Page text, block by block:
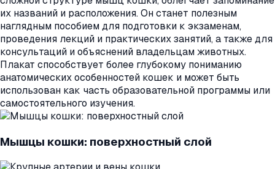
их названий и расположения. Он станет полезным
наглядным пособием для подготовки к экзаменам,
проведения лекций и практических занятий, а также для
консультаций и объяснений владельцам животных.
Плакат способствует более глубокому пониманию
анатомических особенностей кошек и может быть
использован как часть образовательной программы или
самостоятельного изучения.
Мышцы кошки: поверхностный слой